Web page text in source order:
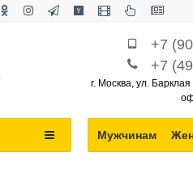
+7
+7
г. Москва, ул.
Мужчинам